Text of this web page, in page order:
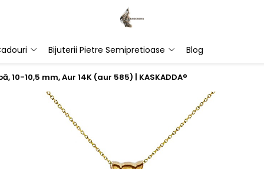
Bijuterii Pietre Semipretioase Blog
10-10,5 mm, Aur 14K (aur 585) | KASKADDA®